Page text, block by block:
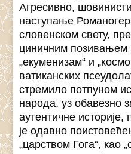
Агресивно,
наступање
словенском свету,
циничним позивањем
„екуменизам“ и
ватиканских
стремило потпуном
народа, уз обавезно
аутентичне историје,
је одавно
„царством Гога“, као